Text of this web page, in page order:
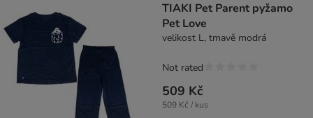
TIAKI Pet Parent pyžamo
Pet Love
velikost L, tmavě modrá
509 Kč
509 Kč / kus
Not rated